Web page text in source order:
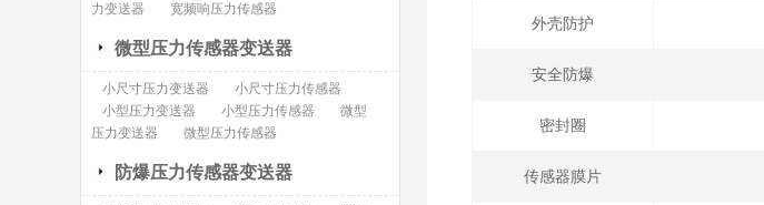
外壳防护
安全防爆
密封圈
传感器膜片
力变送器
宽频响压力传感器
微型压力传感器变送器
小尺寸压力变送器
小尺寸压力传感器
小型压力变送器
小型压力传感器
微型
压力变送器
微型压力传感器
防爆压力传感器变送器